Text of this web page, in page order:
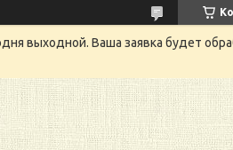
выходной. Ваша заявка будет